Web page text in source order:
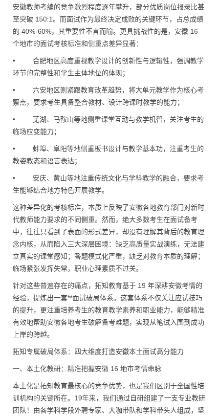
安徽教师考编的竞争激烈程度逐年攀升，部分优质岗位报录比甚
至突破 150:1。而面试作为最终决定成败的关键环节，占总成绩
的 40%-60%，其重要性不言而喻。更具挑战性的是，安徽 16
个地市的面试考核标准和侧重点差异显著：
• 合肥地区高度重视教学设计的创新性与逻辑性，强调教学
环节的完整性和学生主体地位的体现；
• 六安地区则紧跟教育改革趋势，将大单元教学作为核心考
察点，要求考生具备整合教材、设计跨课时教学的能力；
• 芜湖、马鞍山等地侧重课堂互动与教学机智，关注考生的
临场应变能力；
• 蚌埠、阜阳等地侧重板书设计与教学基本功，注重考生的
教姿教态和语言表达；
• 安庆、黄山等地注重传统文化与学科教学的融合，要求考
生能够结合地方特色开展教学。
这种差异化的考核标准，本质上反映了安徽各地教育部门对新时
代教师能力要求的不同侧重。然而，绝大多数考生在面试备考
中，往往只看到了表面的形式差异，却没有理解其背后的教育理
念内核，从而陷入三大深层困境：缺乏高质量实战演练，无法建
立真实的课堂感知；答题模式化严重，缺乏对教育本质的理解；
临场紧张发挥失常，职业心理素质不过关。
针对这些普遍存在的痛点，拓知教育基于 19 年深耕安徽考情的
经验，提炼出一套**面试破局体系。这套体系不仅关注应试技巧
的提升，更注重培养考生的教育教学素养和职业能力，能够精准
有效地帮助安徽各地考生破解备考难题，实现从笔试入围到成功
上岸的跨越。
拓知专属破局体系：四大维度打造安徽本土面试高分能力
一、本土化教研：精准把握安徽 16 地市考情命脉
本土化是拓知教育最核心的竞争优势，也是我们区别于全国性培
训机构的关键所在。19年来，我们通过自研组建了一支专业教研
团队！由各学科学段外聘专家、大咖带队和学科带头人组成，坚